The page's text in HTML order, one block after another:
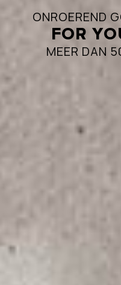
ONROEREND
FOR
MEER DAN